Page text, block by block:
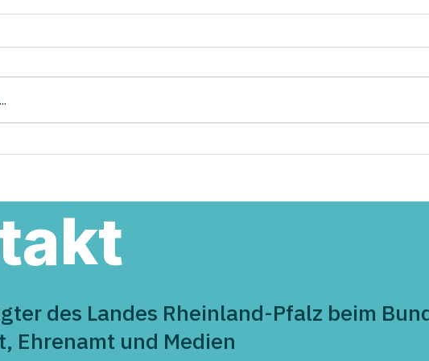
des Landes Rheinland-Pfalz beim
Ehrenamt und Medien